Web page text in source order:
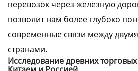
перевозок через железную
позволит нам более глубоко
современные связи между
странами.
Исследование древних